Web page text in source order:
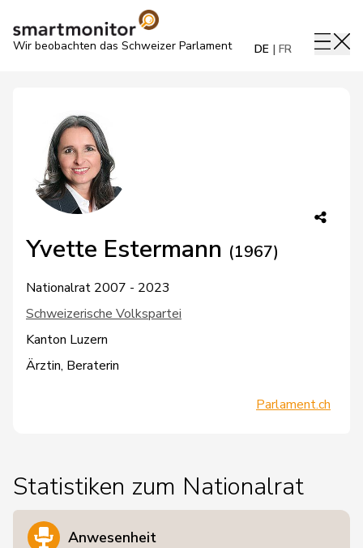
Wir beobachten das Schweizer Parlament DE FR
Yvette Estermann (1967)
Nationalrat 2007 - 2023
Schweizerische Volkspartei
Kanton Luzern
Ärztin, Beraterin
Parlament.ch
Statistiken zum Nationalrat
Anwesenheit